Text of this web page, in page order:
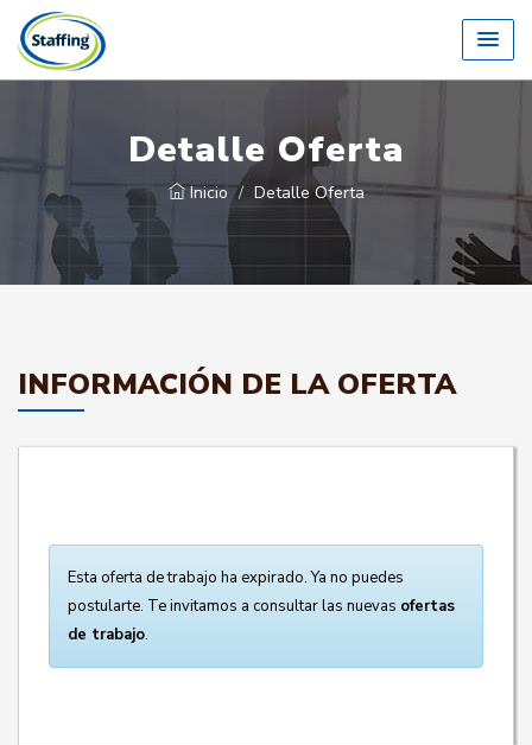
Detalle Oferta
Inicio Detalle Oferta
INFORMACIÓN DE LA OFERTA
Esta oferta de trabajo ha expirado. Ya no puedes
postularte. Te invitamos a consultar las nuevas ofertas
de trabajo.